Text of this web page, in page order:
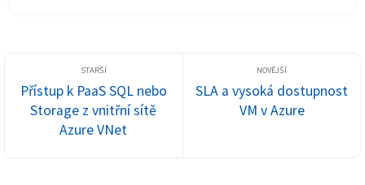
Přístup k PaaS SQL nebo
Storage z vnitřní sítě
Azure VNet
SLA a vysoká dostupnost
VM v Azure